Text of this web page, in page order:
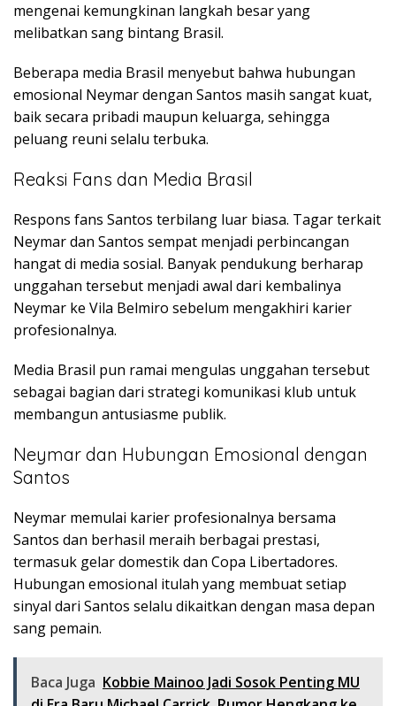
mengenai kemungkinan langkah besar yang
melibatkan sang bintang Brasil.
Beberapa media Brasil menyebut bahwa hubungan
emosional Neymar dengan Santos masih sangat kuat,
baik secara pribadi maupun keluarga, sehingga
peluang reuni selalu terbuka.
Reaksi Fans dan Media Brasil
Respons fans Santos terbilang luar biasa. Tagar terkait
Neymar dan Santos sempat menjadi perbincangan
hangat di media sosial. Banyak pendukung berharap
unggahan tersebut menjadi awal dari kembalinya
Neymar ke Vila Belmiro sebelum mengakhiri karier
profesionalnya.
Media Brasil pun ramai mengulas unggahan tersebut
sebagai bagian dari strategi komunikasi klub untuk
membangun antusiasme publik.
Neymar dan Hubungan Emosional dengan
Santos
Neymar memulai karier profesionalnya bersama
Santos dan berhasil meraih berbagai prestasi,
termasuk gelar domestik dan Copa Libertadores.
Hubungan emosional itulah yang membuat setiap
sinyal dari Santos selalu dikaitkan dengan masa depan
sang pemain.
Baca Juga Kobbie Mainoo Jadi Sosok Penting MU